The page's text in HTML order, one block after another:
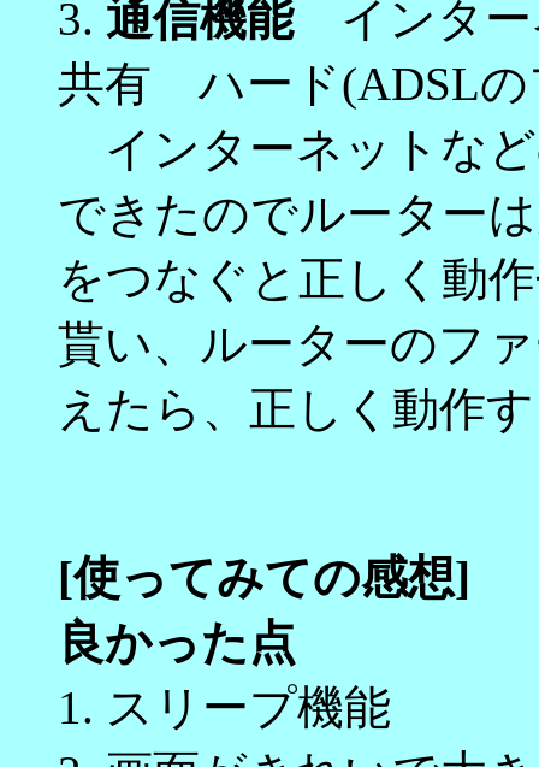
3. 通信機能インター
共有 ハード(ADSLの
インターネットな
できたのでルーター
をつなぐと正しく動
貰い、ルーターのフ
えたら、正しく動作
[使ってみての感想]
良かった点
1. スリープ機能